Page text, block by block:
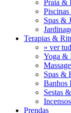
Praia &
Spas &
Terapias &
» ver
Yoga &
Spas &
Banhos
Sestas
Prendas